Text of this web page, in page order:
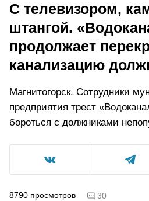
С телевизором,
штангой.
продолжает
канализацию
Магнитогорск. Сотрудники
предприятия трест
бороться с должниками
8790 просмотров 30